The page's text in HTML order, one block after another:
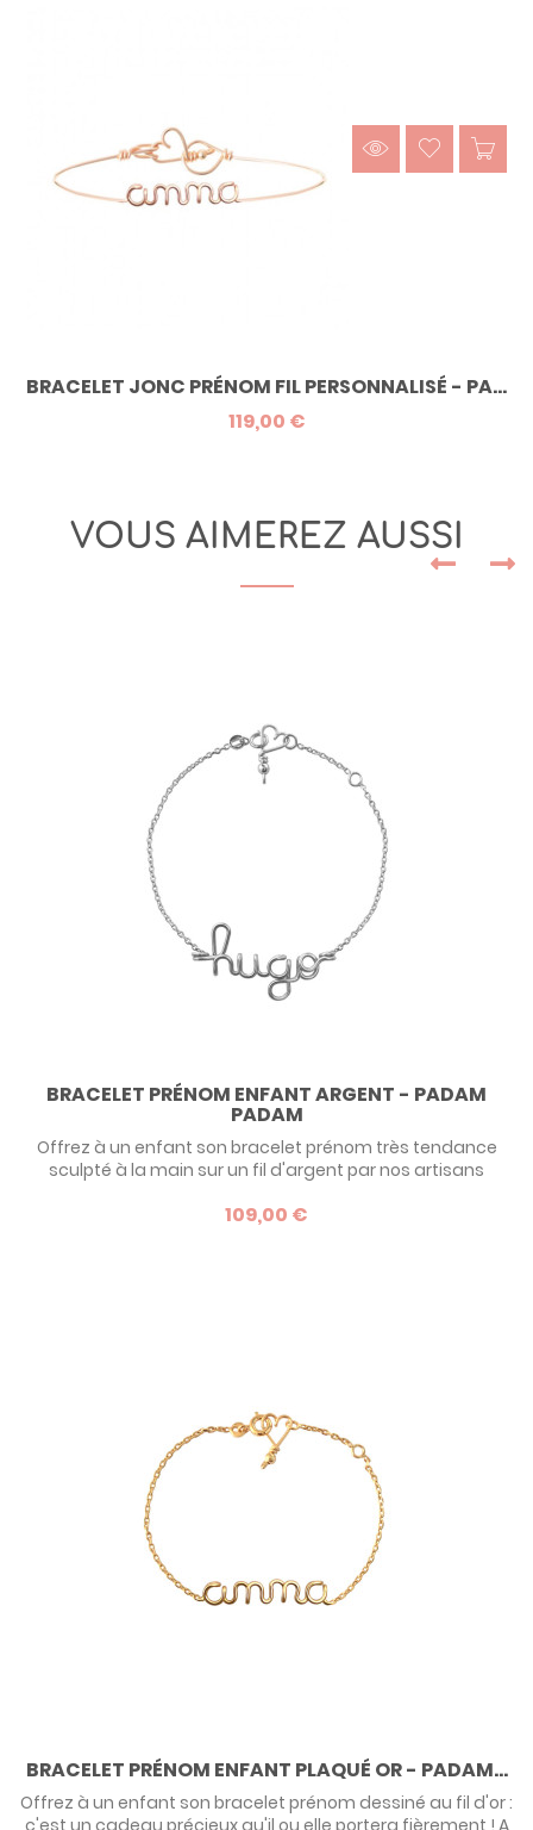
BRACELET JONC PRÉNOM FIL PERSONNALISÉ - PA...
119,00 €
VOUS AIMEREZ AUSSI
BRACELET PRÉNOM ENFANT ARGENT - PADAM
PADAM
Offrez à un enfant son bracelet prénom très tendance
sculpté à la main sur un fil d'argent par nos artisans
fièrement !
109,00 €
BRACELET PRÉNOM ENFANT PLAQUÉ OR - PADAM...
Offrez à un enfant son bracelet prénom dessiné au fil d'or :